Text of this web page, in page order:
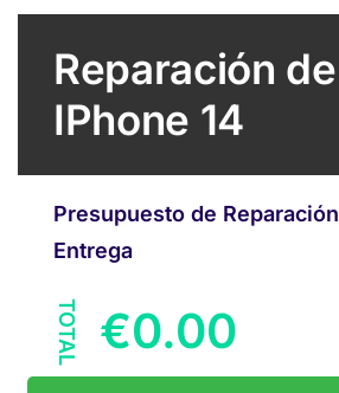
Reparación de
IPhone 14
Presupuesto de Reparación
Entrega
TOTAL €0.00